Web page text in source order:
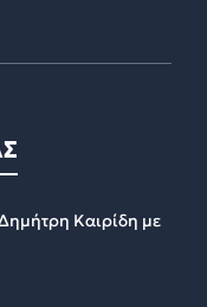
Καιρίδη με